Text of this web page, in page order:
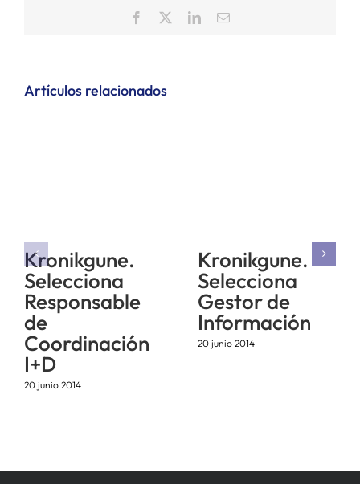
Facebook LinkedInCorreo
Artículos relacionados
Kronikgune.
Selecciona
Responsable
de
Coordinación
I+D
20 junio 2014
Kronikgune.
Selecciona
Gestor de
Información
20 junio 2014